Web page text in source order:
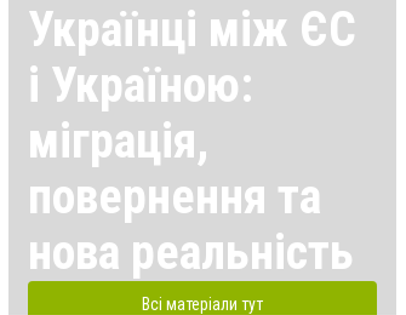
Українці між ЄС
і Україною:
міграція,
повернення та
нова реальність
Всі матеріали тут